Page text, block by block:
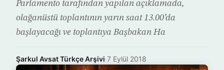
Parlamento tarafından yapılan açıklamada,
olağanüstü toplantının yarın saat 13.00’da
başlayacağı ve toplantıya Başbakan Ha
Şarkul Avsat Türkçe Arşivi·7 Eylül 2018